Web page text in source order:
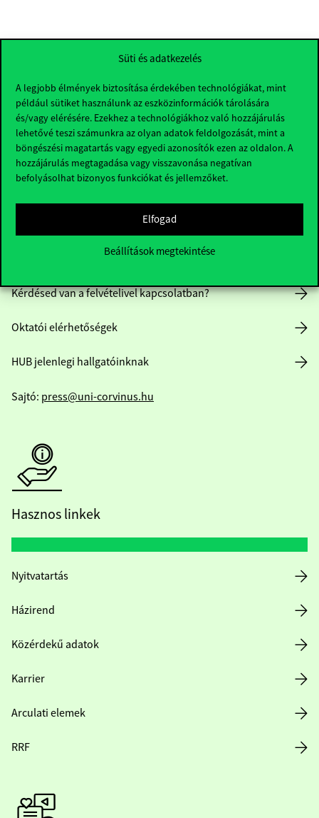
Süti és adatkezelés
A legjobb élmények biztosítása érdekében technológiákat, mint
például sütiket használunk az eszközinformációk tárolására
és/vagy elérésére. Ezekhez a technológiákhoz való hozzájárulás
lehetővé teszi számunkra az olyan adatok feldolgozását, mint a
böngészési magatartás vagy egyedi azonosítók ezen az oldalon. A
hozzájárulás megtagadása vagy visszavonása negatívan
befolyásolhat bizonyos funkciókat és jellemzőket.
Elfogad
Beállítások megtekintése
+36 1 482 5000
Kérdésed van a felvételivel kapcsolatban?
Oktatói elérhetőségek
HUB jelenlegi hallgatóinknak
Sajtó: press@uni-corvinus.hu
Hasznos linkek
Nyitvatartás
Házirend
Közérdekű adatok
Karrier
Arculati elemek
RRF